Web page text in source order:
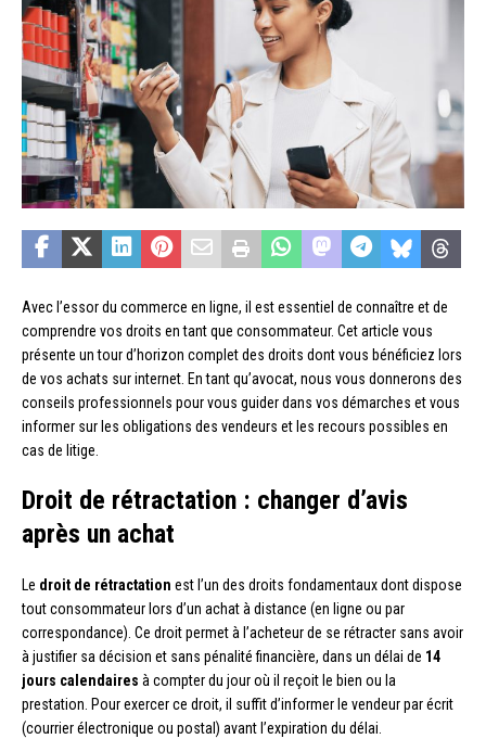
Avec l’essor du commerce en ligne, il est essentiel de connaître et de
comprendre vos droits en tant que consommateur. Cet article vous
présente un tour d’horizon complet des droits dont vous bénéficiez lors
de vos achats sur internet. En tant qu’avocat, nous vous donnerons des
conseils professionnels pour vous guider dans vos démarches et vous
informer sur les obligations des vendeurs et les recours possibles en
cas de litige.
Droit de rétractation : changer d’avis
après un achat
Le droit de rétractation est l’un des droits fondamentaux dont dispose
tout consommateur lors d’un achat à distance (en ligne ou par
correspondance). Ce droit permet à l’acheteur de se rétracter sans avoir
à justifier sa décision et sans pénalité financière, dans un délai de 14
jours calendaires à compter du jour où il reçoit le bien ou la
prestation. Pour exercer ce droit, il suffit d’informer le vendeur par écrit
(courrier électronique ou postal) avant l’expiration du délai.